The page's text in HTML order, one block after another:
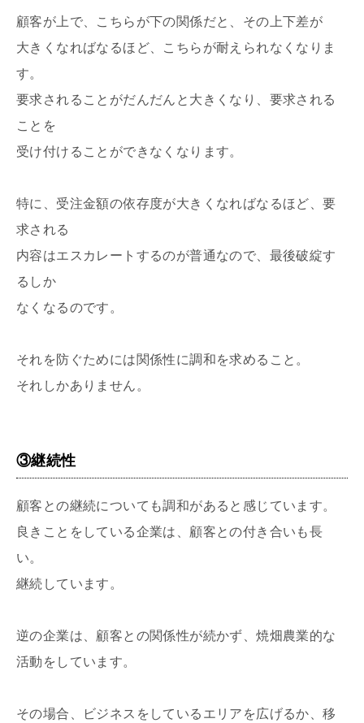
顧客が上で、こちらが下の関係だと、その上下差が
大きくなればなるほど、こちらが耐えられなくなりま
す。
要求されることがだんだんと大きくなり、要求される
ことを
受け付けることができなくなります。
特に、受注金額の依存度が大きくなればなるほど、要
求される
内容はエスカレートするのが普通なので、最後破綻す
るしか
なくなるのです。
それを防ぐためには関係性に調和を求めること。
それしかありません。
③継続性
顧客との継続についても調和があると感じています。
良きことをしている企業は、顧客との付き合いも長
い。
継続しています。
逆の企業は、顧客との関係性が続かず、焼畑農業的な
活動をしています。
その場合、ビジネスをしているエリアを広げるか、移